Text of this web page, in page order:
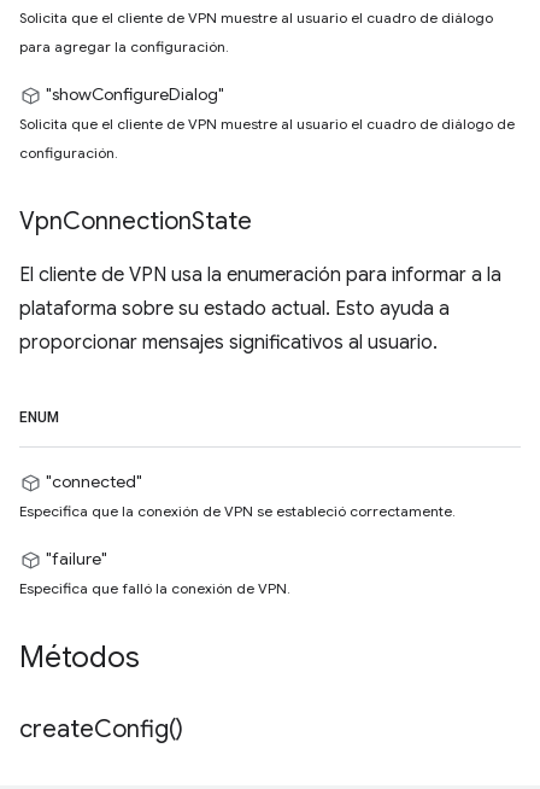
Solicita que el cliente de VPN muestre al usuario el cuadro de diálogo
para agregar la configuración.
"showConfigureDialog"
Solicita que el cliente de VPN muestre al usuario el cuadro de diálogo de
configuración.
VpnConnectionState
El cliente de VPN usa la enumeración para informar a la
plataforma sobre su estado actual. Esto ayuda a
proporcionar mensajes significativos al usuario.
ENUM
"connected"
Especifica que la conexión de VPN se estableció correctamente.
"failure"
Especifica que falló la conexión de VPN.
Métodos
createConfig()